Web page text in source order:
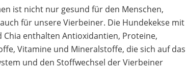
ist nicht nur gesund für den Menschen,
für unsere Vierbeiner. Die Hundekekse mit
Chia enthalten Antioxidantien, Proteine,
Vitamine und Mineralstoffe, die sich auf das
und den Stoffwechsel der Vierbeiner